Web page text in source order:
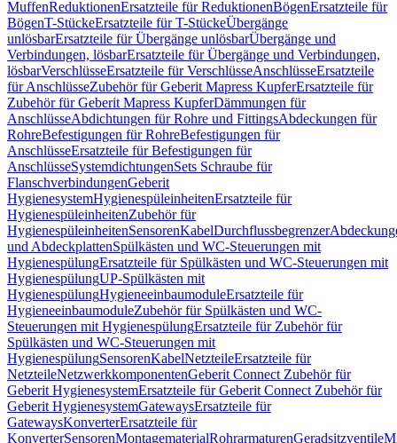
MuffenReduktionenErsatzteile für ReduktionenBögenErsatzteile für
BögenT-StückeErsatzteile für T-StückeÜbergänge
unlösbarErsatzteile für Übergänge unlösbarÜbergänge und
Verbindungen, lösbarErsatzteile für Übergänge und Verbindungen,
lösbarVerschlüsseErsatzteile für VerschlüsseAnschlüsseErsatzteile
für AnschlüsseZubehör für Geberit Mapress KupferErsatzteile für
Zubehör für Geberit Mapress KupferDämmungen für
AnschlüsseAbdichtungen für Rohre und FittingsAbdeckungen für
RohreBefestigungen für RohreBefestigungen für
AnschlüsseErsatzteile für Befestigungen für
AnschlüsseSystemdichtungenSets Schraube für
FlanschverbindungenGeberit
HygienesystemHygienespüleinheitenErsatzteile für
HygienespüleinheitenZubehör für
HygienespüleinheitenSensorenKabelDurchflussbegrenzer
und AbdeckplattenSpülkästen und WC-Steuerungen mit
HygienespülungErsatzteile für Spülkästen und WC-Steuerungen mit
HygienespülungUP-Spülkästen mit
HygienespülungHygieneeinbaumoduleErsatzteile für
HygieneeinbaumoduleZubehör für Spülkästen und WC-
Steuerungen mit HygienespülungErsatzteile für Zubehör für
Spülkästen und WC-Steuerungen mit
HygienespülungSensorenKabelNetzteileErsatzteile für
NetzteileNetzwerkkomponentenGeberit Connect Zubehör für
Geberit HygienesystemErsatzteile für Geberit Connect Zubehör für
Geberit HygienesystemGatewaysErsatzteile für
GatewaysKonverterErsatzteile für
KonverterSensorenMontagematerialRohrarmaturenGeradsitzventile